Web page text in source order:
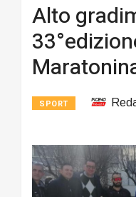
Alto
SPORT